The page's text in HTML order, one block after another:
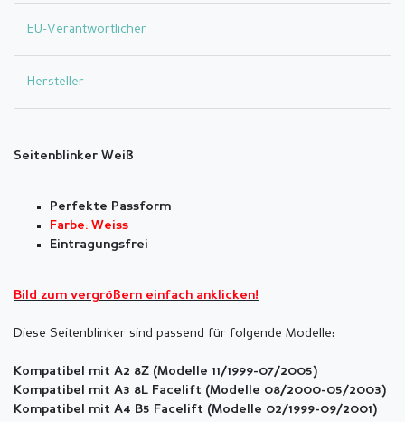
EU-Verantwortlicher
Hersteller
Seitenblinker Weiß
Perfekte Passform
Farbe: Weiss
Eintragungsfrei
Bild zum vergrö ßern einfach anklicken!
Diese Seitenblinker sind passend für folgende Modelle:
Kompatibel mit A2 8Z (Modelle 11/1999-07/2005)
Kompatibel mit A3 8L Facelift (Modelle 08/2000-05/2003)
Kompatibel mit A4 B5 Facelift (Modelle 02/1999-09/2001)